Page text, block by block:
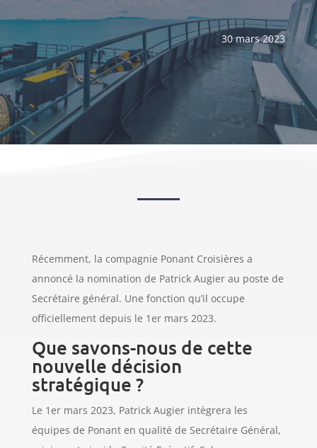
30 mars 2023
Récemment, la compagnie Ponant Croisières a
annoncé la nomination de Patrick Augier au poste de
Secrétaire général. Une fonction qu’il occupe
officiellement depuis le 1er mars 2023.
Que savons-nous de cette
nouvelle décision
stratégique ?
Le 1er mars 2023, Patrick Augier intègrera les
équipes de Ponant en qualité de Secrétaire Général,